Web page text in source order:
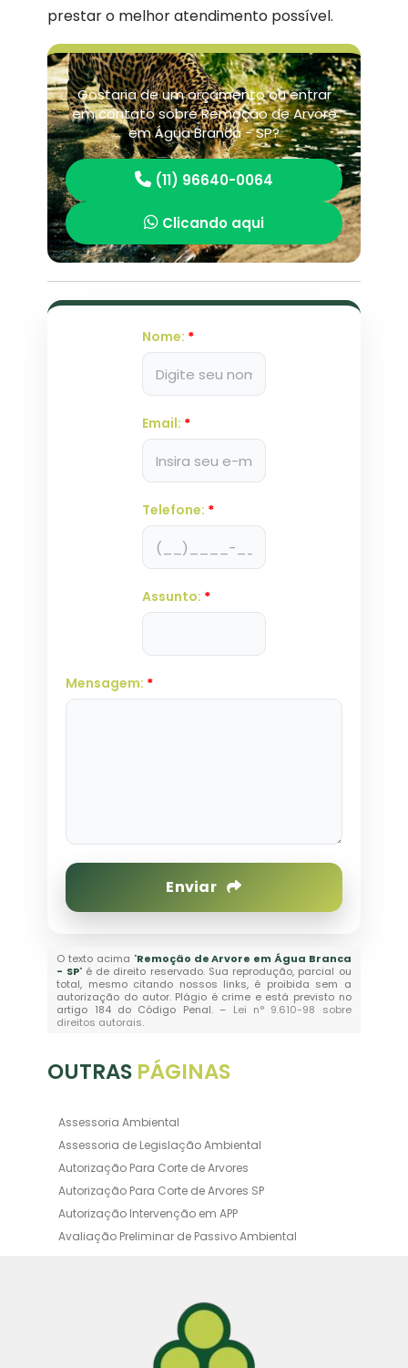
prestar o melhor atendimento possível.
Gostaria de um orçamento ou entrar
em contato sobre Remoção de Arvore
em Água Branca - SP?
(11) 96640-0064
Clicando aqui
Nome: *
Email: *
Telefone: *
Assunto: *
Mensagem: *
Enviar
O texto acima "Remoção de Arvore em Água Branca
- SP" é de direito reservado. Sua reprodução, parcial ou
total, mesmo citando nossos links, é proibida sem a
autorização do autor. Plágio é crime e está previsto no
artigo 184 do Código Penal. – Lei n° 9.610-98 sobre
direitos autorais.
OUTRAS PÁGINAS
Assessoria Ambiental
Assessoria de Legislação Ambiental
Autorização Para Corte de Arvores
Autorização Para Corte de Arvores SP
Autorização Intervenção em APP
Avaliação Preliminar de Passivo Ambiental
Certificado de Movimentação de Resíduos de
Certificado de Movimentação de Resíduos de
Interesse Ambiental Cadri